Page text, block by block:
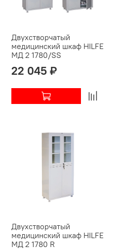
Двухстворчатый
медицинский шкаф HILFE
МД 2 1780/SS
22 045 ₽
Двухстворчатый
медицинский шкаф HILFE
МД 2 1780 R